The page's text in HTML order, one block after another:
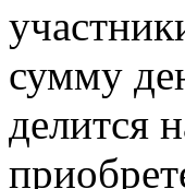
сумму
делится